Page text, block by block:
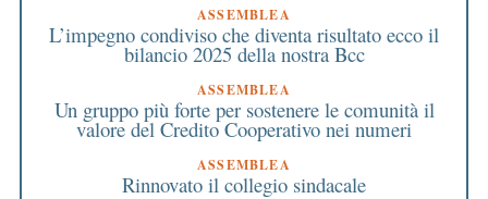
ASSEMBLEA
L’impegno condiviso che diventa risultato ecco il
bilancio 2025 della nostra Bcc
ASSEMBLEA
Un gruppo più forte per sostenere le comunità il
valore del Credito Cooperativo nei numeri
ASSEMBLEA
Rinnovato il collegio sindacale